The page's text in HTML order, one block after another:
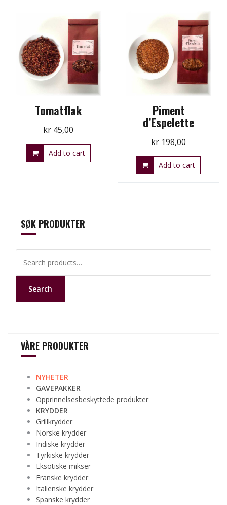
Tomatflak
kr 45,00
Add to cart
Piment
d’Espelette
kr 198,00
Add to cart
SØK PRODUKTER
for:
Search
VÅRE PRODUKTER
NYHETER
GAVEPAKKER
Opprinnelsesbeskyttede produkter
KRYDDER
Grillkrydder
Norske krydder
Indiske krydder
Tyrkiske krydder
Eksotiske mikser
Franske krydder
Italienske krydder
Spanske krydder